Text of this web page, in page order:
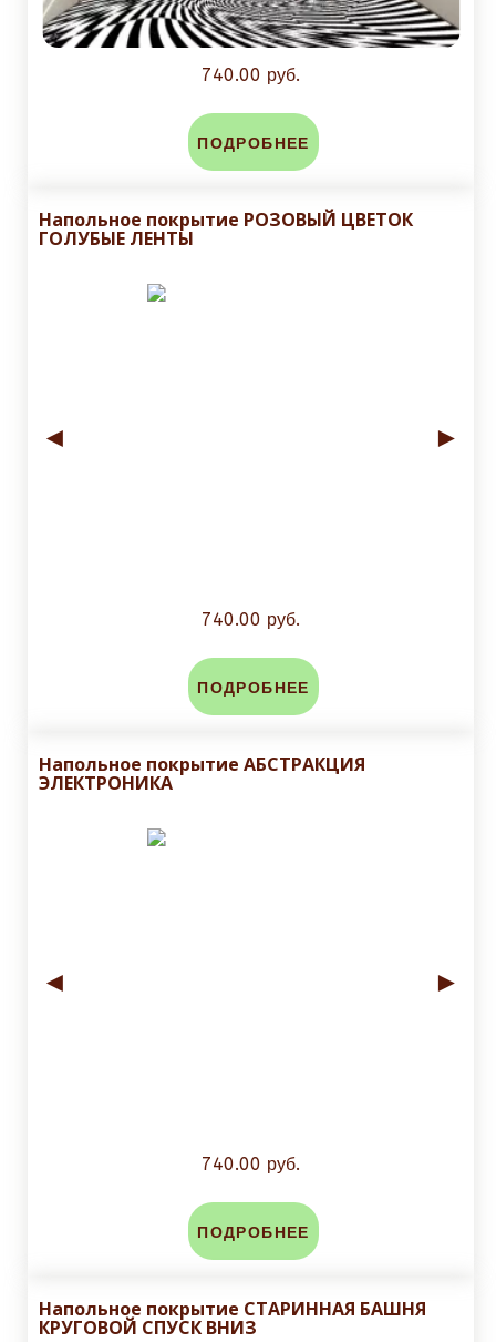
740.00 руб.
ПОДРОБНЕЕ
Напольное покрытие РОЗОВЫЙ ЦВЕТОК
ГОЛУБЫЕ ЛЕНТЫ
◄ ►
740.00 руб.
ПОДРОБНЕЕ
Напольное покрытие АБСТРАКЦИЯ
ЭЛЕКТРОНИКА
◄ ►
740.00 руб.
ПОДРОБНЕЕ
Напольное покрытие СТАРИННАЯ БАШНЯ
КРУГОВОЙ СПУСК ВНИЗ